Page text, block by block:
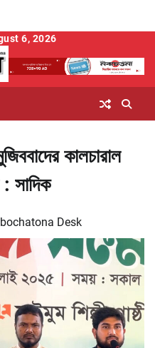
6, 2026
কালচারাল
সাদিক
Desk